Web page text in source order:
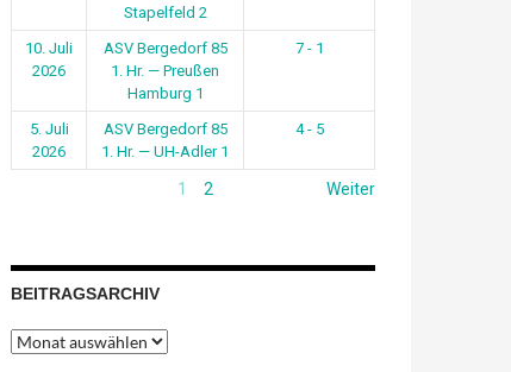
Stapelfeld 2
10. Juli
2026
ASV Bergedorf 85
1. Hr. — Preußen
Hamburg 1
7 - 1
5. Juli
2026
ASV Bergedorf 85
1. Hr. — UH-Adler 1
4 - 5
1 2 Weiter
BEITRAGSARCHIV
Beitragsarchiv